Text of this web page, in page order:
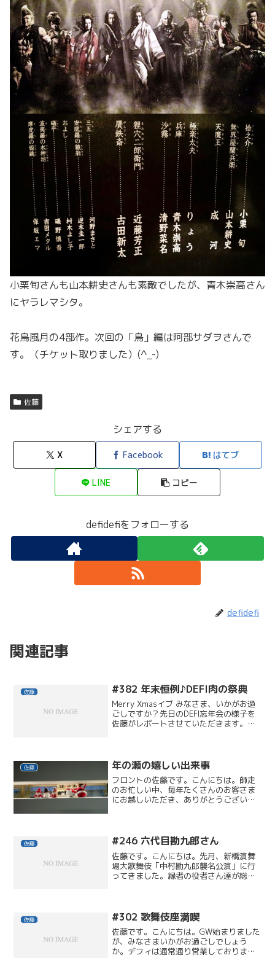
小栗旬さんも山本耕史さんも素敵でしたが、青木崇高さん
にヤラレマシタ。
花鳥風月の4部作。次回の「鳥」編は阿部サダヲさんで
す。（チケット取りました）(^_-)
佐藤
シェアする
X Facebook はてブ
LINE コピー
defidefiをフォローする
defidefi
関連記事
佐藤 #382 年末恒例♪DEFI肉の祭典
Merry Xmasイブ みなさま、いかがお過
ごしですか？先日のDEFI忘年会の様子を
佐藤がレポートさせていただきます。ス
花が咲...
佐藤 年の瀬の嬉しい出来事
フロントの佐藤です。こんにちは。師走
のお忙しい中、毎年たくさんのお客さま
にお越しいただき、ありがとうございま
うでもないかと思いきや。...
佐藤 #246 六代目勘九郎さん
佐藤です。こんにちは。先月、新橋演舞
場大歌舞伎「中村勘九郎襲名公演」に行
ってきました。縁者の役者さん達が総出
師匠（...
佐藤 #302 歌舞伎座満喫
佐藤です。こんにちは。GW始まりました
が、みなさまいかがお過ごしでしょう
か。デフィは通常通り営業しておりま